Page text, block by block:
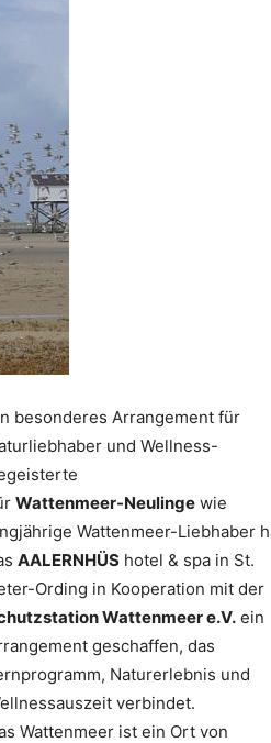
besonderes Arrangement für
und Wellness-
Wattenmeer-Neulinge wie
Wattenmeer-Liebhaber
AALERNHÜS hotel & spa in St.
Ording in Kooperation mit der
Wattenmeer e.V. ein
geschaffen, das
Naturerlebnis und
verbindet.
Wattenmeer ist ein Ort von